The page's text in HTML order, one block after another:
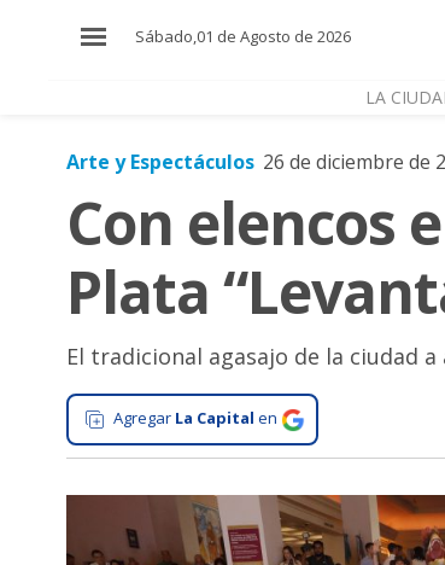
Sábado,01 de Agosto de 2026
LA
Mundo
Zona
Cultura
Tecnología
Arte y Espectáculos 26 de diciembre de
Con elencos
Plata
El tradicional agasajo de la ciudad
Agregar La Capital en